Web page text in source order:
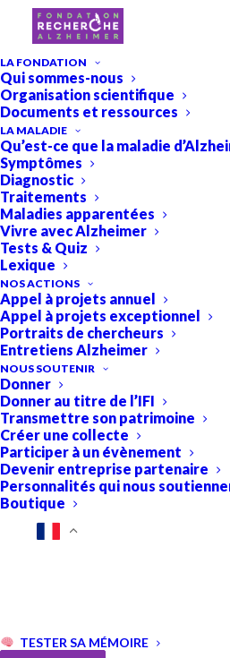
LA FONDATION
Qui sommes-nous
Organisation scientifique
Documents et ressources
LA MALADIE
Qu’est-ce que la maladie
Symptômes
Diagnostic
Traitements
Maladies apparentées
Vivre avec Alzheimer
Tests & Quiz
Lexique
NOS ACTIONS
Appel à projets annuel
Appel à projets exceptionnel
Portraits de chercheurs
Entretiens Alzheimer
NOUS SOUTENIR
Donner
Donner au titre de l’IFI
Transmettre son patrimoine
Créer une collecte
Participer à un évènement
Devenir entreprise partenaire
Personnalités qui nous
Boutique
TESTER SA MÉMOIRE
Tous Actualités Grand Prix
Lauréats Grands Prix
la Fondation pour la